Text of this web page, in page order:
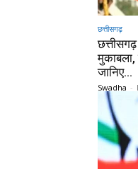
छत्तीसगढ़
मुकाबला,
जानिए…
Swadha -